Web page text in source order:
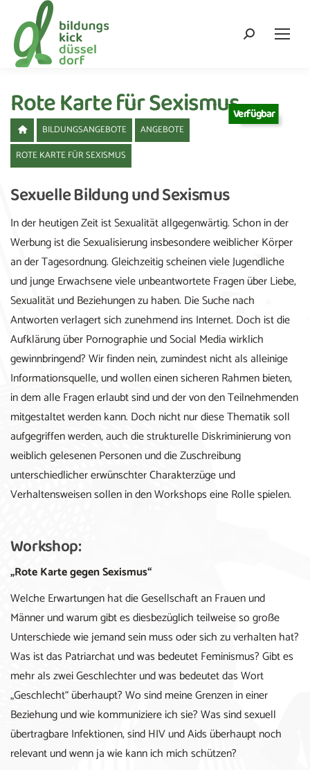
Search:
Rote Karte für SexismusVerfügbar
BILDUNGSANGEBOTE
ANGEBOTE
ROTE KARTE FÜR SEXISMUS
Sexuelle Bildung und Sexismus
In der heutigen Zeit ist Sexualität allgegenwärtig. Schon in der
Werbung ist die Sexualisierung insbesondere weiblicher Körper
an der Tagesordnung. Gleichzeitig scheinen viele Jugendliche
und junge Erwachsene viele unbeantwortete Fragen über Liebe,
Sexualität und Beziehungen zu haben. Die Suche nach
Antworten verlagert sich zunehmend ins Internet. Doch ist die
Aufklärung über Pornographie und Social Media wirklich
gewinnbringend? Wir finden nein, zumindest nicht als alleinige
Informationsquelle, und wollen einen sicheren Rahmen bieten,
in dem alle Fragen erlaubt sind und der von den Teilnehmenden
mitgestaltet werden kann. Doch nicht nur diese Thematik soll
aufgegriffen werden, auch die strukturelle Diskriminierung von
weiblich gelesenen Personen und die Zuschreibung
unterschiedlicher erwünschter Charakterzüge und
Verhaltensweisen sollen in den Workshops eine Rolle spielen.
Workshop:
„Rote Karte gegen Sexismus“
Welche Erwartungen hat die Gesellschaft an Frauen und
Männer und warum gibt es diesbezüglich teilweise so große
Unterschiede wie jemand sein muss oder sich zu verhalten hat?
Was ist das Patriarchat und was bedeutet Feminismus? Gibt es
mehr als zwei Geschlechter und was bedeutet das Wort
„Geschlecht“ überhaupt? Wo sind meine Grenzen in einer
Beziehung und wie kommuniziere ich sie? Was sind sexuell
übertragbare Infektionen, sind HIV und Aids überhaupt noch
relevant und wenn ja wie kann ich mich schützen?